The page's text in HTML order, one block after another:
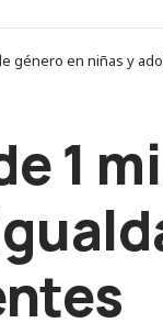
género en niñas y
1